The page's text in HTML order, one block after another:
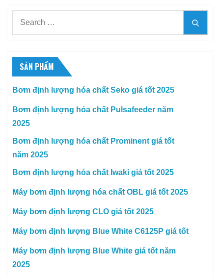
SẢN PHẨM
Bơm định lượng hóa chất Seko giá tốt 2025
Bơm định lượng hóa chất Pulsafeeder năm
2025
Bơm định lượng hóa chất Prominent giá tốt
năm 2025
Bơm định lượng hóa chất Iwaki giá tốt 2025
Máy bơm định lượng hóa chất OBL giá tốt 2025
Máy bơm định lượng CLO giá tốt 2025
Máy bơm định lượng Blue White C6125P giá tốt
Máy bơm định lượng Blue White giá tốt năm
2025